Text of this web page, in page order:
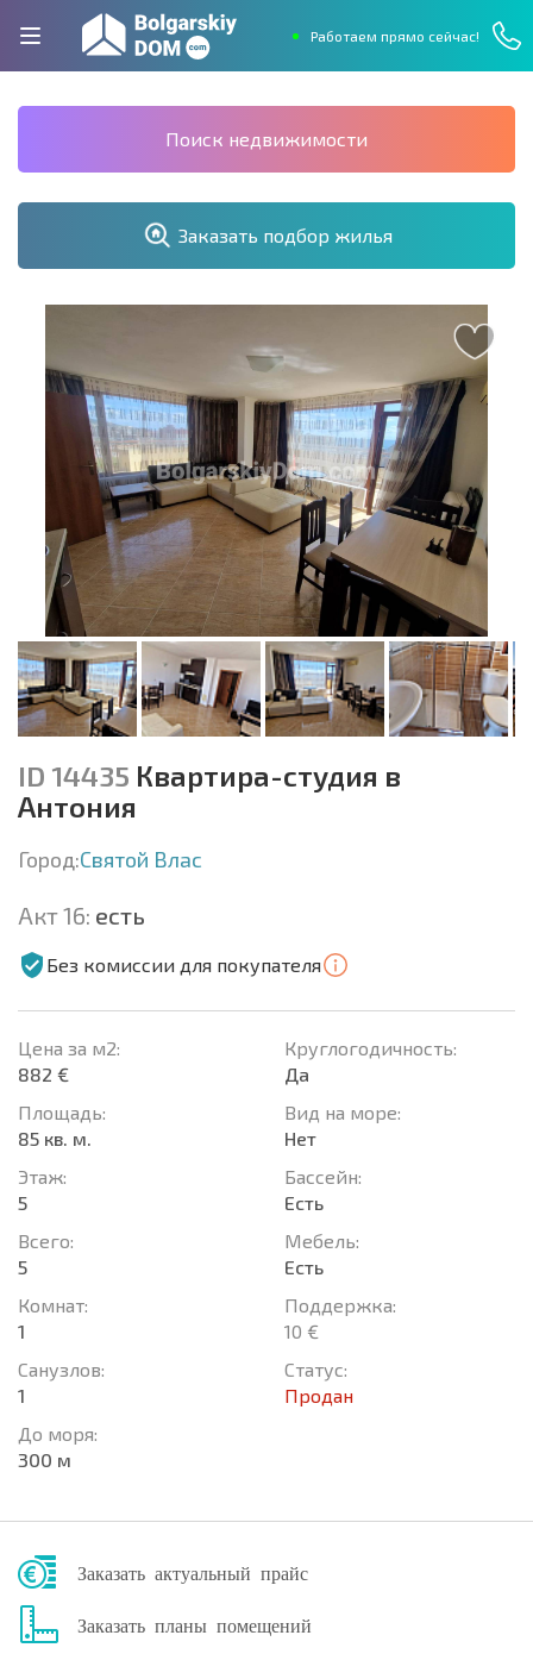
Работаем прямо сейчас!
Поиск недвижимости
Заказать подбор жилья
ID 14435 Квартира-студия в
Антония
Город:Святой Влас
Акт 16: есть
Без комиссии для покупателя
Цена за м2:
882 €
Площадь:
85 кв. м.
Этаж:
5
Всего:
5
Комнат:
1
Санузлов:
1
До моря:
300 м
Круглогодичность:
Да
Вид на море:
Нет
Басcейн:
Есть
Мебель:
Есть
Поддержка:
10 €
Статус:
Продан
Заказать актуальный прайс
Заказать планы помещений